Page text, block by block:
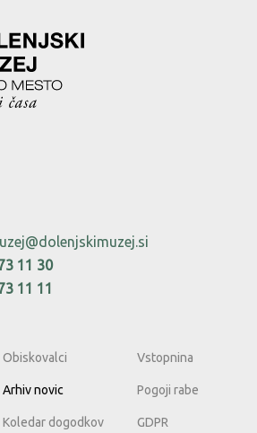
11 30
11 11
Obiskovalci
Arhiv novic
Koledar dogodkov
Vstopnina
Pogoji rabe
GDPR